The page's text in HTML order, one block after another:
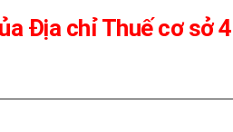
Địa chỉ Thuế cơ sở